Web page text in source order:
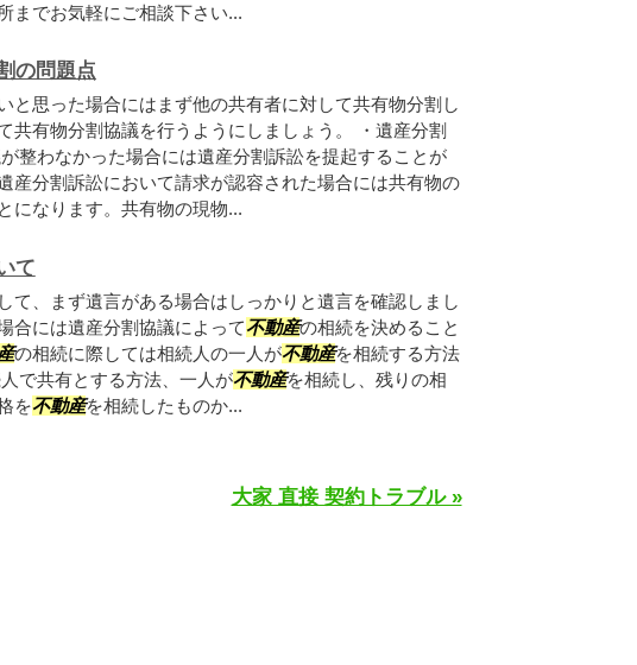
までお気軽にご相談下さい...
の問題点
と思った場合にはまず他の共有者に対して共有物分割し
共有物分割協議を行うようにしましょう。 ・遺産分割
整わなかった場合には遺産分割訴訟を提起することが
産分割訴訟において請求が認容された場合には共有物の
になります。共有物の現物...
て
て、まず遺言がある場合はしっかりと遺言を確認しまし
合には遺産分割協議によって不動産の相続を決めること
の相続に際しては相続人の一人が不動産を相続する方法
で共有とする方法、一人が不動産を相続し、残りの相
を不動産を相続したものか...
大家 直接 契約トラブル »